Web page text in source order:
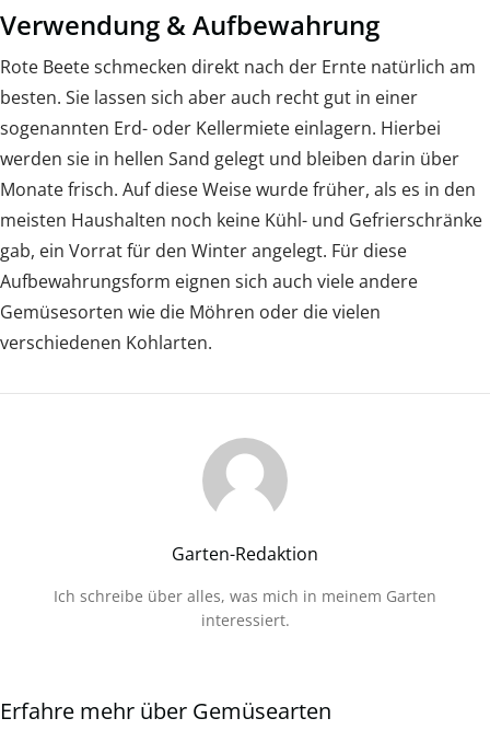
Verwendung & Aufbewahrung
Rote Beete schmecken direkt nach der Ernte natürlich am
besten. Sie lassen sich aber auch recht gut in einer
sogenannten Erd- oder Kellermiete einlagern. Hierbei
werden sie in hellen Sand gelegt und bleiben darin über
Monate frisch. Auf diese Weise wurde früher, als es in den
meisten Haushalten noch keine Kühl- und Gefrierschränke
gab, ein Vorrat für den Winter angelegt. Für diese
Aufbewahrungsform eignen sich auch viele andere
Gemüsesorten wie die Möhren oder die vielen
verschiedenen Kohlarten.
Garten-Redaktion
Ich schreibe über alles, was mich in meinem Garten
interessiert.
Erfahre mehr über Gemüsearten